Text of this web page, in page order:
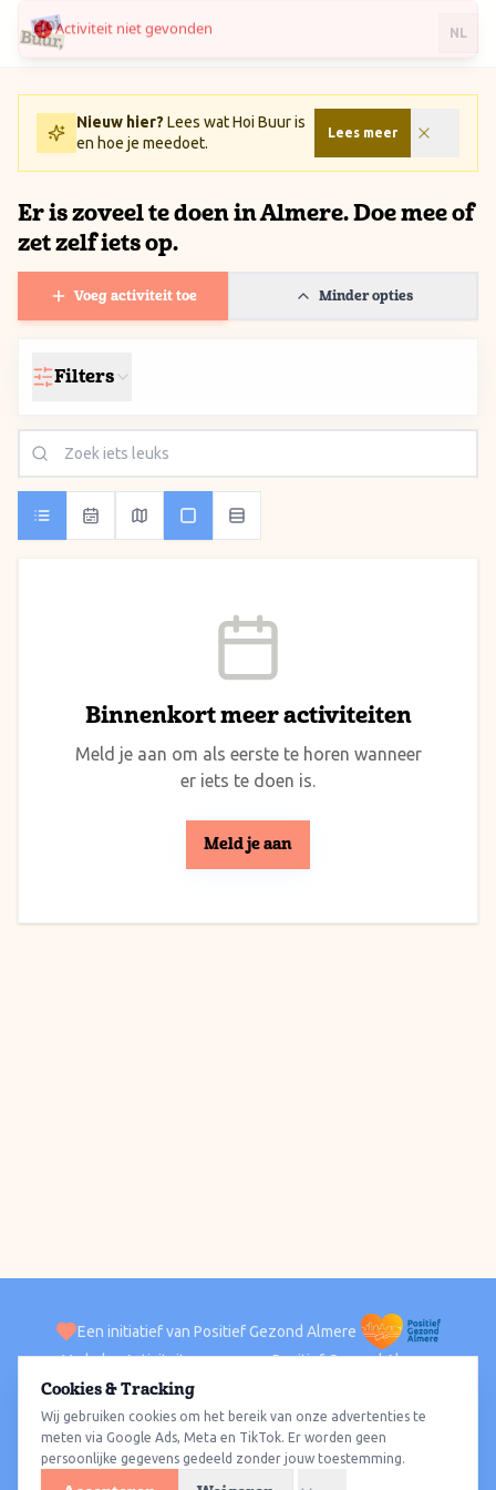
Ga naar inhoud / Skip to content
NL
Nieuw hier? Lees wat Hoi Buur is
en hoe je meedoet.
Lees meer
Er is zoveel te doen in Almere. Doe mee of
zet zelf iets op.
Voeg activiteit toe Minder opties
Filters
Binnenkort meer activiteiten
Meld je aan om als eerste te horen wanneer
er iets te doen is.
Meld je aan
Een initiatief van Positief Gezond Almere
VerhalenActiviteiten Positief Gezond Almere
ACTIVITEITEN PER WIJK
Alle wijkenAlmere HavenAlmere StadAlmere BuitenAlmere Poort
Almere HoutAlmere OosterwoldWat te doen
Cookies & Tracking
Wij gebruiken cookies om het bereik van onze advertenties te
meten via Google Ads, Meta en TikTok. Er worden geen
persoonlijke gegevens gedeeld zonder jouw toestemming.